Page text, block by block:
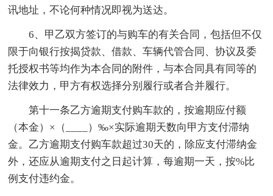
讯地址，不论何种情况即视为送达。
6、甲乙双方签订的与购车的有关合同，包括但不仅
限于向银行按揭贷款、借款、车辆代管合同、协议及委
托授权书等均作为本合同的附件，与本合同具有同等的
法律效力，甲方有权选择分别履行或者合并履行。
第十一条乙方逾期支付购车款的，按逾期应付额
（本金）×（____）‰×实际逾期天数向甲方支付滞纳
金。乙方逾期支付购车款超过30天的，除应支付滞纳金
外，还应从逾期支付之日起计算，每逾期一天，按%比
例支付违约金。